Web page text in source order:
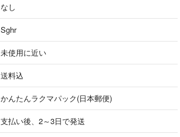
なし
Sghr
未使用に近い
送料込
かんたんラクマパック(日本郵便)
支払い後、2～3日で発送